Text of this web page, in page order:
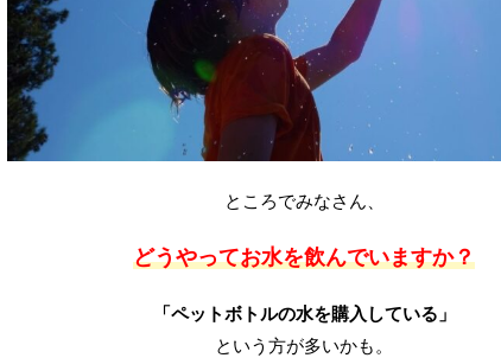
ところでみなさん、
どうやってお水を飲んでいますか？
「ペットボトルの水を購入している」
という方が多いかも。